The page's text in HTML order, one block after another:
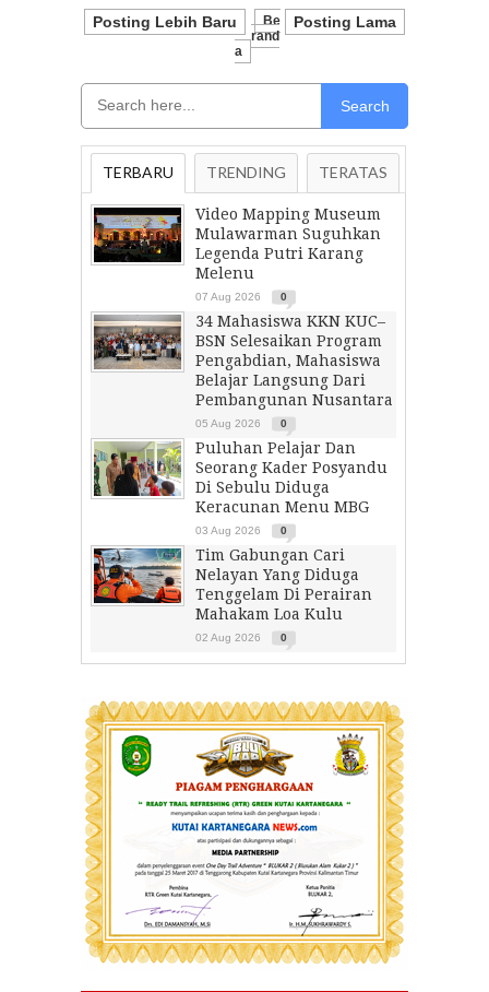
Posting Lebih Baru Posting Lama
Be
Rand
A
Search
TERBARU TRENDING TERATAS
Video Mapping Museum
Mulawarman Suguhkan
Legenda Putri Karang
Melenu
07 Aug 2026 0
34 Mahasiswa KKN KUC–
BSN Selesaikan Program
Pengabdian, Mahasiswa
Belajar Langsung Dari
Pembangunan Nusantara
05 Aug 2026 0
Puluhan Pelajar Dan
Seorang Kader Posyandu
Di Sebulu Diduga
Keracunan Menu MBG
03 Aug 2026 0
Tim Gabungan Cari
Nelayan Yang Diduga
Tenggelam Di Perairan
Mahakam Loa Kulu
02 Aug 2026 0